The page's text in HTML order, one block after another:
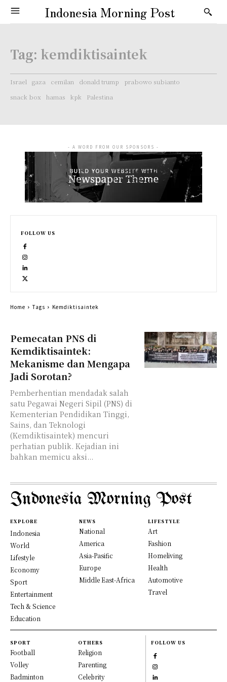
Indonesia Morning Post
Tag: kemdiktisaintek
Israel gaza cemilan donald trump
prabowo subianto
snack box
hamas kpk Palestina
Pemecatan PNS di
Kemdiktisaintek:
Mekanisme dan Mengapa
Jadi Sorotan?
Pemberhentian mendadak salah
satu Pegawai Negeri Sipil (PNS) di
Kementerian Pendidikan Tinggi,
Sains, dan Teknologi
(Kemdiktisaintek) mencuri
perhatian publik. Kejadian ini
bahkan memicu aksi...
- A WORD FROM OUR SPONSORS -
FOLLOW US
Home Tags Kemdiktisaintek
Indonesia Morning Post
EXPLORE
Indonesia
World
Lifestyle
Economy
Sport
Entertainment
Tech & Science
Education
NEWS
National
America
Asia-Pasific
Europe
Middle East-Africa
LIFESTYLE
Art
Fashion
Homeliving
Health
Automotive
Travel
SPORT
Football
Volley
Badminton
OTHERS
Religion
Parenting
Celebrity
FOLLOW US